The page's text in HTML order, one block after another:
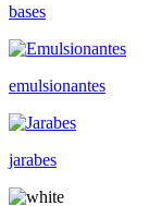
bases
emulsionantes
jarabes